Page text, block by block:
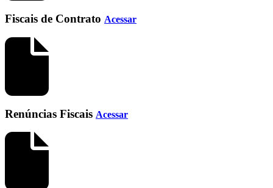
Fiscais de Contrato Acessar
Renúncias Fiscais Acessar